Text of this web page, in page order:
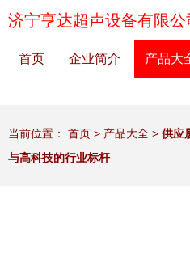
济宁亨达超声设备有限公
首页 企业简介 产品大
当前位置： 首页 > 产品大全 > 供应
与高科技的行业标杆